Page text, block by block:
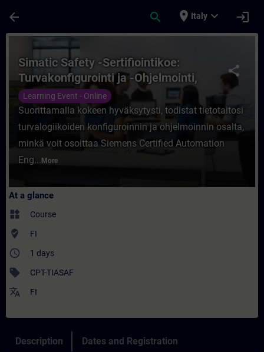
arrow_back search place Italy expand_more login
Course - Simatic Safety -Sertifiointikoe:
share
Simatic Safety -Sertifiointikoe:
Turvakonfigurointi ja -Ohjelmointi,
Etäkoulutus
Learning Event - Online
Suorittamalla kokeen hyväksytysti, todistat tietotaitosi
turvalogiikoiden konfiguroinnin ja ohjelmoinnin osalta,
minkä voit osoittaa Siemens Certified Automation
Eng... More
At a glance
widgets Course
where_to_vote FI
access_time 1 days
sell CPT-TIASAF
translate FI
Description Dates and Registration